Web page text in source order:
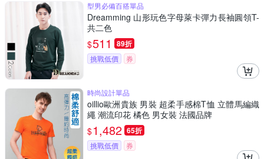
型男必備百搭單品
Dreamming 山形玩色字母萊卡彈力長袖圓領T-
共二色
$511 89折
挑戰低價 券
時尚設計單品
oillio歐洲貴族 男裝 超柔手感棉T恤 立體馬編織
繩 潮流印花 橘色 男女裝 法國品牌
$1,482 65折
挑戰低價 券